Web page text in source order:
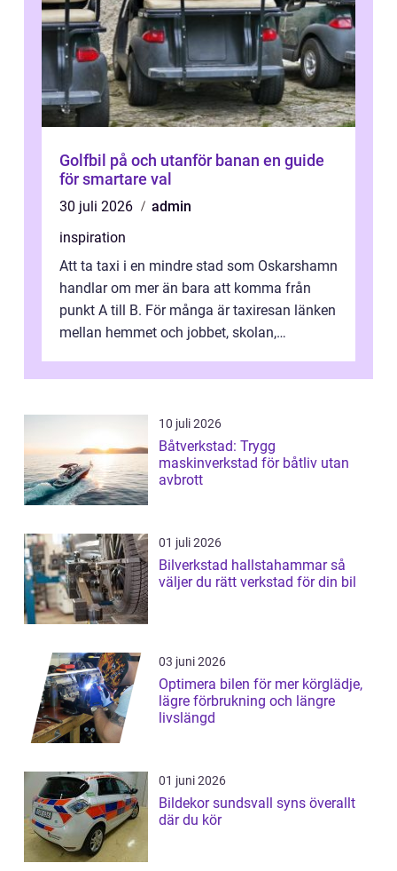
Golfbil på och utanför banan en guide
för smartare val
30 juli 2026
admin
inspiration
Att ta taxi i en mindre stad som Oskarshamn
handlar om mer än bara att komma från
punkt A till B. För många är taxiresan länken
mellan hemmet och jobbet, skolan,
10 juli 2026
Båtverkstad: Trygg
maskinverkstad för båtliv utan
avbrott
01 juli 2026
Bilverkstad hallstahammar så
väljer du rätt verkstad för din bil
03 juni 2026
Optimera bilen för mer körglädje,
lägre förbrukning och längre
livslängd
01 juni 2026
Bildekor sundsvall syns överallt
där du kör